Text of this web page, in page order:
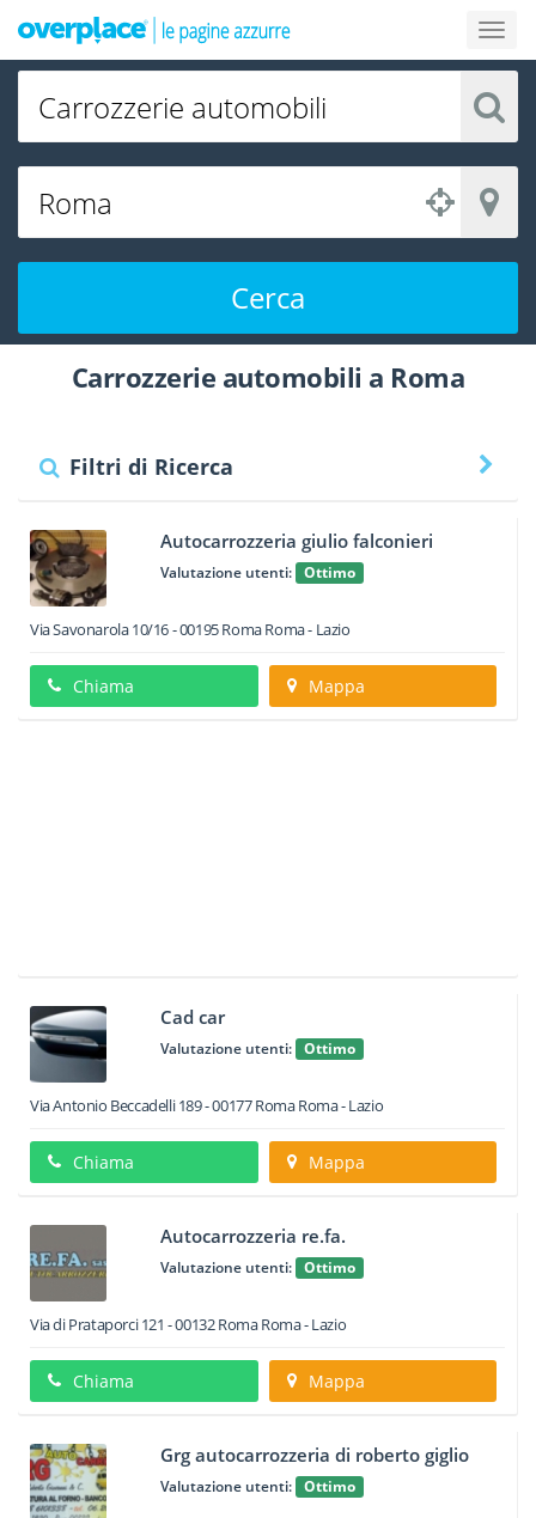
Cerca
Carrozzerie automobili a Roma
Filtri di Ricerca
Autocarrozzeria giulio falconieri
Valutazione utenti: Ottimo
Via Savonarola 10/16-00195RomaRoma - Lazio
Chiama Mappa
Cad car
Valutazione utenti: Ottimo
Via Antonio Beccadelli 189-00177RomaRoma -Lazio
Chiama Mappa
Autocarrozzeria re.fa.
Valutazione utenti: Ottimo
Via di Prataporci 121 -00132RomaRoma -Lazio
Chiama Mappa
Grg autocarrozzeria di roberto giglio
Valutazione utenti: Ottimo